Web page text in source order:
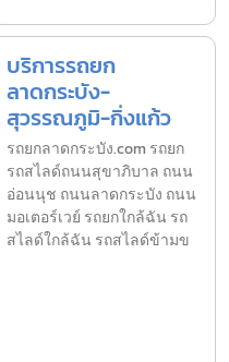
บริการรถยก
ลาดกระบัง-
สุวรรณภูมิ-กิ่งแก้ว
รถยกลาดกระบัง.com รถยก
รถสไลด์ถนนสุขาภิบาล ถนน
อ่อนนุช ถนนลาดกระบัง ถนน
มอเตอร์เวย์ รถยกใกล้ฉัน รถ
สไลด์ใกล้ฉัน รถสไลด์ข้ามข